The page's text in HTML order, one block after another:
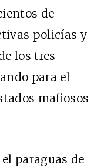
de
policías y
los tres
para el
mafiosos
paraguas de